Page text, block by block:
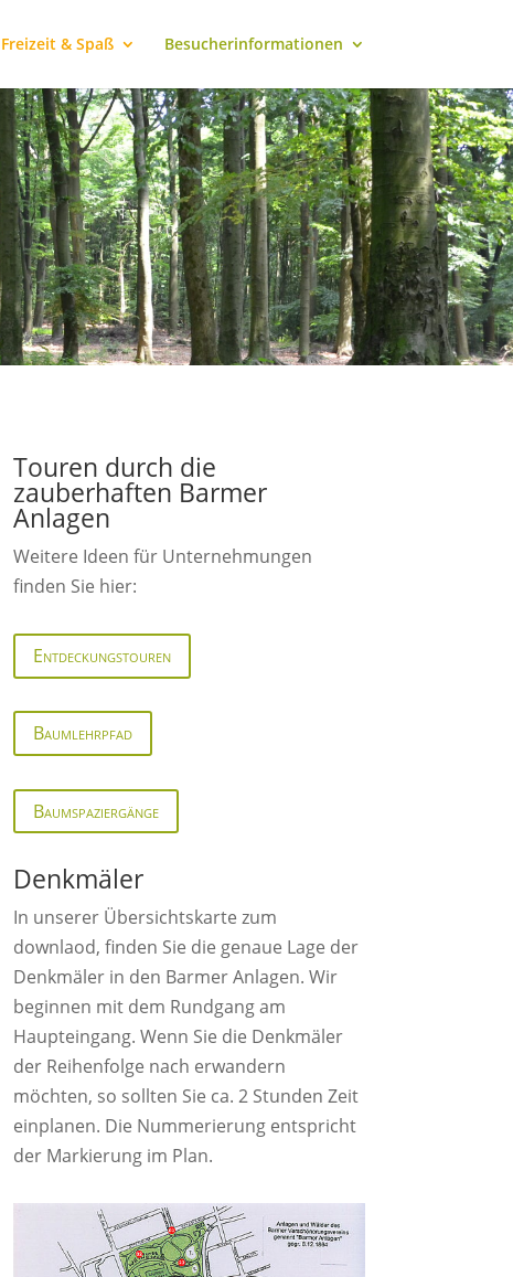
Freizeit & Spaß Besucherinformationen
Touren durch die
zauberhaften Barmer
Anlagen
Weitere Ideen für Unternehmungen
finden Sie hier:
Entdeckungstouren
Baumlehrpfad
Baumspaziergänge
Denkmäler
In unserer Übersichtskarte zum
downlaod, finden Sie die genaue Lage der
Denkmäler in den Barmer Anlagen. Wir
beginnen mit dem Rundgang am
Haupteingang. Wenn Sie die Denkmäler
der Reihenfolge nach erwandern
möchten, so sollten Sie ca. 2 Stunden Zeit
einplanen. Die Nummerierung entspricht
der Markierung im Plan.